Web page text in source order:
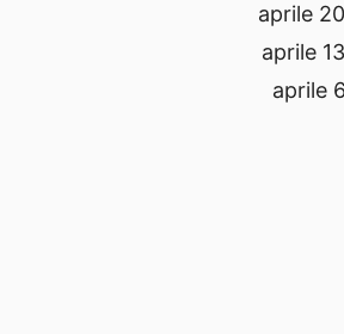
aprile
aprile
aprile